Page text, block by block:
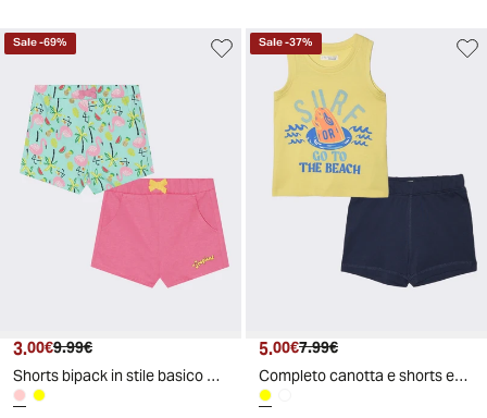
Sale-69%
Prezzo attuale
3.00€ Prezzo originale
9.99€
Shorts bipack in stile basico e fantasia - Rosa big bubble
Sale-37%
Prezzo attuale
5.00€ Prezzo originale
7.99€
Completo canotta e shorts estivi casual - Giallo